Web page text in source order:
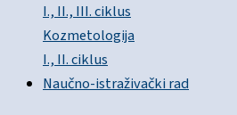
I., II., III. ciklus
Kozmetologija
I., II. ciklus
Naučno-istraživački rad